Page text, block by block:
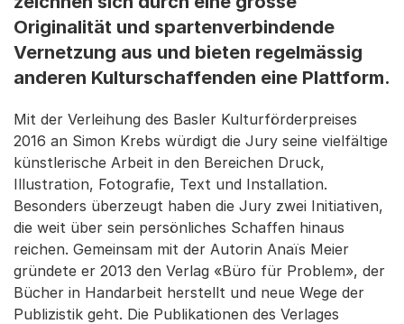
Originalität und spartenverbindende
Vernetzung aus und bieten regelmässig
anderen Kulturschaffenden eine Plattform.
Mit der Verleihung des Basler Kulturförderpreises
2016 an Simon Krebs würdigt die Jury seine vielfältige
künstlerische Arbeit in den Bereichen Druck,
Illustration, Fotografie, Text und Installation.
Besonders überzeugt haben die Jury zwei Initiativen,
die weit über sein persönliches Schaffen hinaus
reichen. Gemeinsam mit der Autorin Anaïs Meier
gründete er 2013 den Verlag «Büro für Problem», der
Bücher in Handarbeit herstellt und neue Wege der
Publizistik geht. Die Publikationen des Verlages